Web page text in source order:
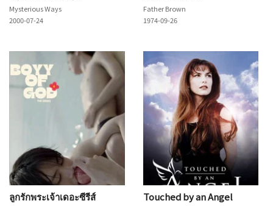
Mysterious Ways
2000-07-24
Father Brown
1974-09-26
ลูกรักพระเจ้าเดอะซีรีส์ Touched by an Angel